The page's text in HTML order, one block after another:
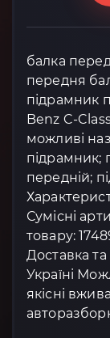
балка
передня
підрамник
Benz C-
можливі
підрамник;
передній;
Сумісні
товару:
Доставка
Україні
якісні